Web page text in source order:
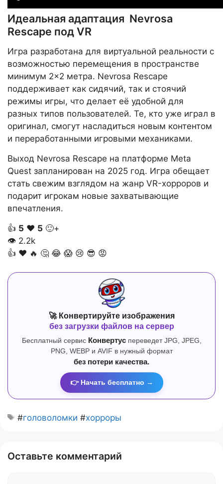
Идеальная адаптация Nevrosa
Rescape под VR
Игра разработана для виртуальной реальности с
возможностью перемещения в пространстве
минимум 2×2 метра. Nevrosa Rescape
поддерживает как сидячий, так и стоячий
режимы игры, что делает её удобной для
разных типов пользователей. Те, кто уже играл в
оригинал, смогут насладиться новым контентом
и переработанными игровыми механиками.
Выход Nevrosa Rescape на платформе Meta
Quest запланирован на 2025 год. Игра обещает
стать свежим взглядом на жанр VR-хорроров и
подарит игрокам новые захватывающие
впечатления.
👍 5 ❤️ 5 🙂+
👁 2.2k
👍 ❤️ 🔥 🤔 😂 😱 😢 😎 😡
🚀 Конвертируйте изображения
без загрузки файлов на сервер
Бесплатный сервис Конвертуспереведет JPG, JPEG,
PNG, WEBP и AVIF в нужный формат
без потери качества.
👉 Начать бесплатно →
#головоломки #хорроры
Оставьте комментарий